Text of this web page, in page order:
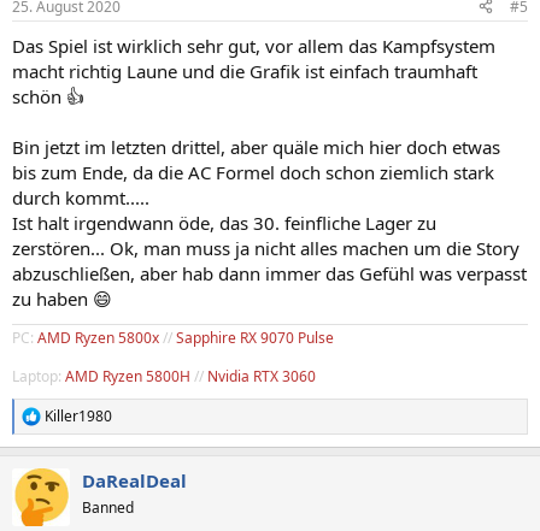
e
:
25. August 2020 #5
Das Spiel ist wirklich sehr gut, vor allem das Kampfsystem
macht richtig Laune und die Grafik ist einfach traumhaft
schön 👍
Bin jetzt im letzten drittel, aber quäle mich hier doch etwas
bis zum Ende, da die AC Formel doch schon ziemlich stark
durch kommt.....
Ist halt irgendwann öde, das 30. feinfliche Lager zu
zerstören... Ok, man muss ja nicht alles machen um die Story
abzuschließen, aber hab dann immer das Gefühl was verpasst
zu haben 😄
PC: AMD Ryzen 5800x//Sapphire RX 9070 Pulse
Laptop: AMD Ryzen 5800H // Nvidia RTX 3060
R
e
k
i
Killer1980
DaRealDeal
Banned